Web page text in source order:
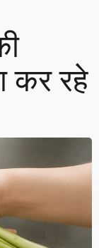
कर रहे